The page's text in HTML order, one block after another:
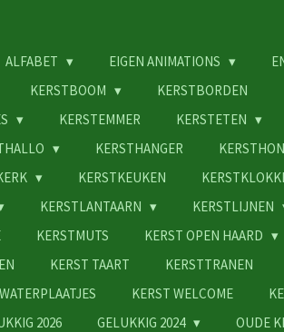
ALFABET EIGEN ANIMATIONS
KERSTBOOM KERSTBORDEN
KERSTEMMER KERSTETEN
KERSTHANGER
KERSTKEUKEN
KERSTLANTAARN KERSTLIJNEN
KERSTMUTS KERST OPEN HAARD
KERST TAART KERSTTRANEN
KERST WELCOME
2026 GELUKKIG 2024 OUDE